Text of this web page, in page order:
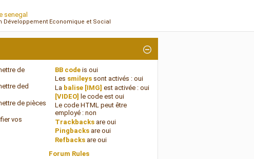
senegal
Développement Economique et Social
de
ded
de pièces
vos
BB codeis oui
Les smileyssont activés : oui
La balise [IMG] est activée : oui
[VIDEO] le code est oui
Le code HTML peut être
employé : non
Trackbacksare oui
Pingbacksare oui
Refbacksare oui
Forum Rules